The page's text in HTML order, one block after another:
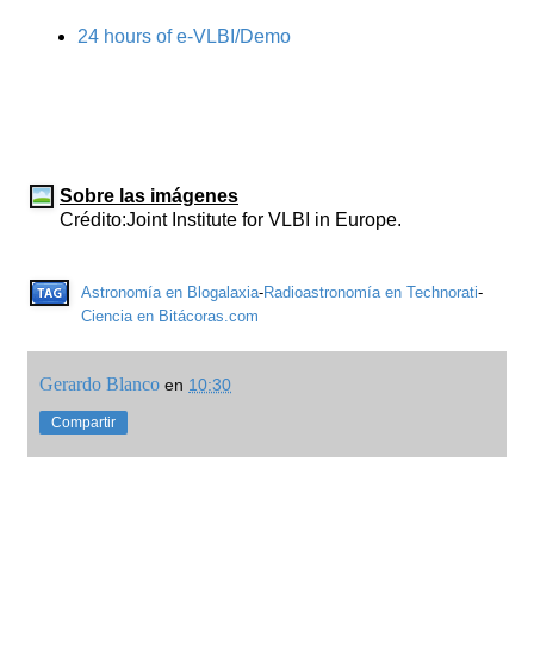
24 hours of e-VLBI/Demo
Sobre las imágenes
Crédito:Joint Institute for VLBI in Europe.
Astronomía en Blogalaxia-Radioastronomía en Technorati-
Ciencia en Bitácoras.com
Gerardo Blanco en 10:30
Compartir